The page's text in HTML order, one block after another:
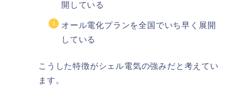
開している
オール電化プランを全国でいち早く展開
している
こうした特徴がシェル電気の強みだと考えてい
ます。